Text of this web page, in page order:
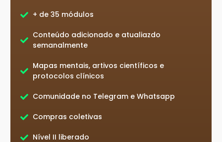
+ de 35 módulos
Conteúdo adicionado e atualiazdo
semanalmente
Mapas mentais, artivos científicos e
protocolos clínicos
Comunidade no Telegram e Whatsapp
Compras coletivas
Nível II liberado